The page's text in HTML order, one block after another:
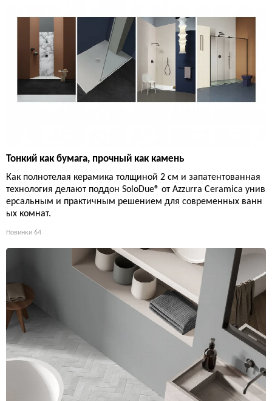
Тонкий как бумага, прочный как камень
Как полнотелая керамика толщиной 2 см и запатентованная
технология делают поддон SoloDue® от Azzurra Ceramica унив
ерсальным и практичным решением для современных ванн
ых комнат.
Новинки 64